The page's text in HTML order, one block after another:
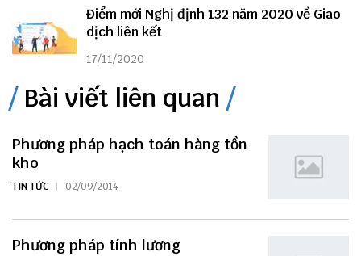
Điểm mới Nghị định 132 năm 2020 về Giao
dịch liên kết
17/11/2020
Bài viết liên quan
Phương pháp hạch toán hàng tồn
kho
TIN TỨC 02/09/2014
Phương pháp tính lương